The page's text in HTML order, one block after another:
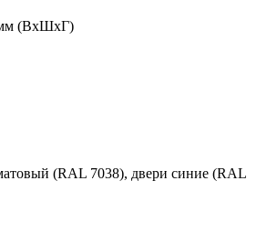
(ВхШхГ)
(RAL 7038), двери синие (RAL